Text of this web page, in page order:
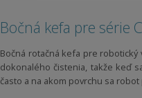
Bočná kefa pre série
Bočná rotačná kefa pre
dokonalého čistenia, takže keď
často a na akom povrchu sa robot